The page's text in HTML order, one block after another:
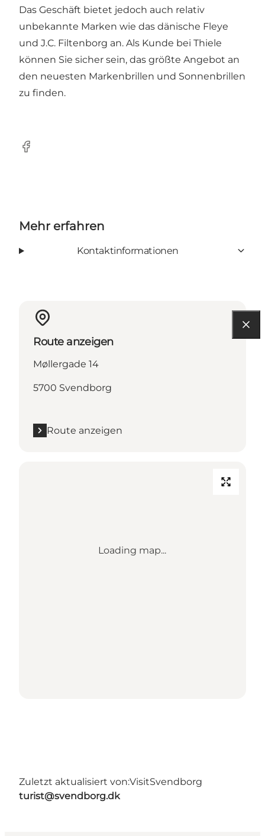
Das Geschäft bietet jedoch auch relativ
unbekannte Marken wie das dänische Fleye
und J.C. Filtenborg an. Als Kunde bei Thiele
können Sie sicher sein, das größte Angebot an
den neuesten Markenbrillen und Sonnenbrillen
zu finden.
Facebook
Mehr erfahren
Kontaktinformationen
Route anzeigen
Møllergade 14
5700 Svendborg
Route anzeigen
Loading map...
Zuletzt aktualisiert von:VisitSvendborg
turist@svendborg.dk